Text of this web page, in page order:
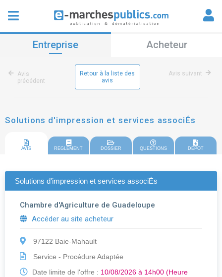
Entreprise Acheteur
Avis
précédent
Retour à la liste des
avis
Avis suivant
Solutions d'impression et services associÉs
AVIS REGLEMENT DOSSIER QUESTIONS DEPOT
Solutions d'impression et services associÉs
Chambre d'Agriculture de Guadeloupe
Accéder au site acheteur
97122 Baie-Mahault
Service - Procédure Adaptée
Date limite de l'offre : 10/08/2026 à 14h00 (Heure